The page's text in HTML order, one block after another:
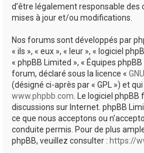
d’être légalement responsable des
mises à jour et/ou modifications.
Nos forums sont développés par
« ils », « eux », « leur », « logiciel
« phpBB Limited », « Équipes
forum, déclaré sous la licence «
(désigné ci-après par « GPL ») et
www.phpbb.com. Le logiciel
discussions sur Internet. phpBB
ce que nous acceptons ou
conduite permis. Pour de plus
phpBB, veuillez consulter : https://